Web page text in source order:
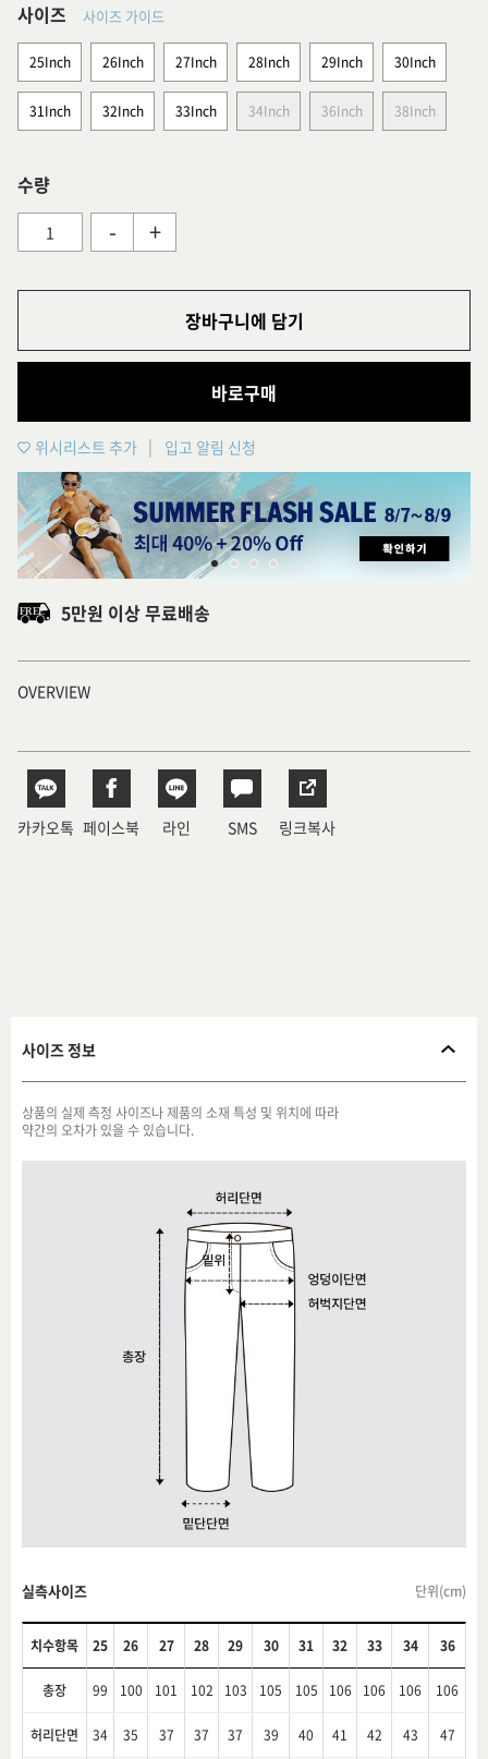
사이즈 사이즈 가이드
25Inch 26Inch 27Inch 28Inch 29Inch 30Inch
31Inch 32Inch 33Inch 34Inch 36Inch 38Inch
수량
- +
장바구니에 담기
바로구매
위시리스트 추가 입고 알림 신청
5만원 이상 무료배송
OVERVIEW
카카오톡 페이스북 라인 SMS 링크복사
사이즈 정보
상품의 실제 측정 사이즈나 제품의 소재 특성 및 위치에 따라
약간의 오차가 있을 수 있습니다.
실측사이즈 단위(cm)
치수항목 25 26 27 28 29 30 31 32 33 34 36
총장 99 100 101 102 103 105 105 106 106 106 106
허리단면 34 35 37 37 37 39 40 41 42 43 47